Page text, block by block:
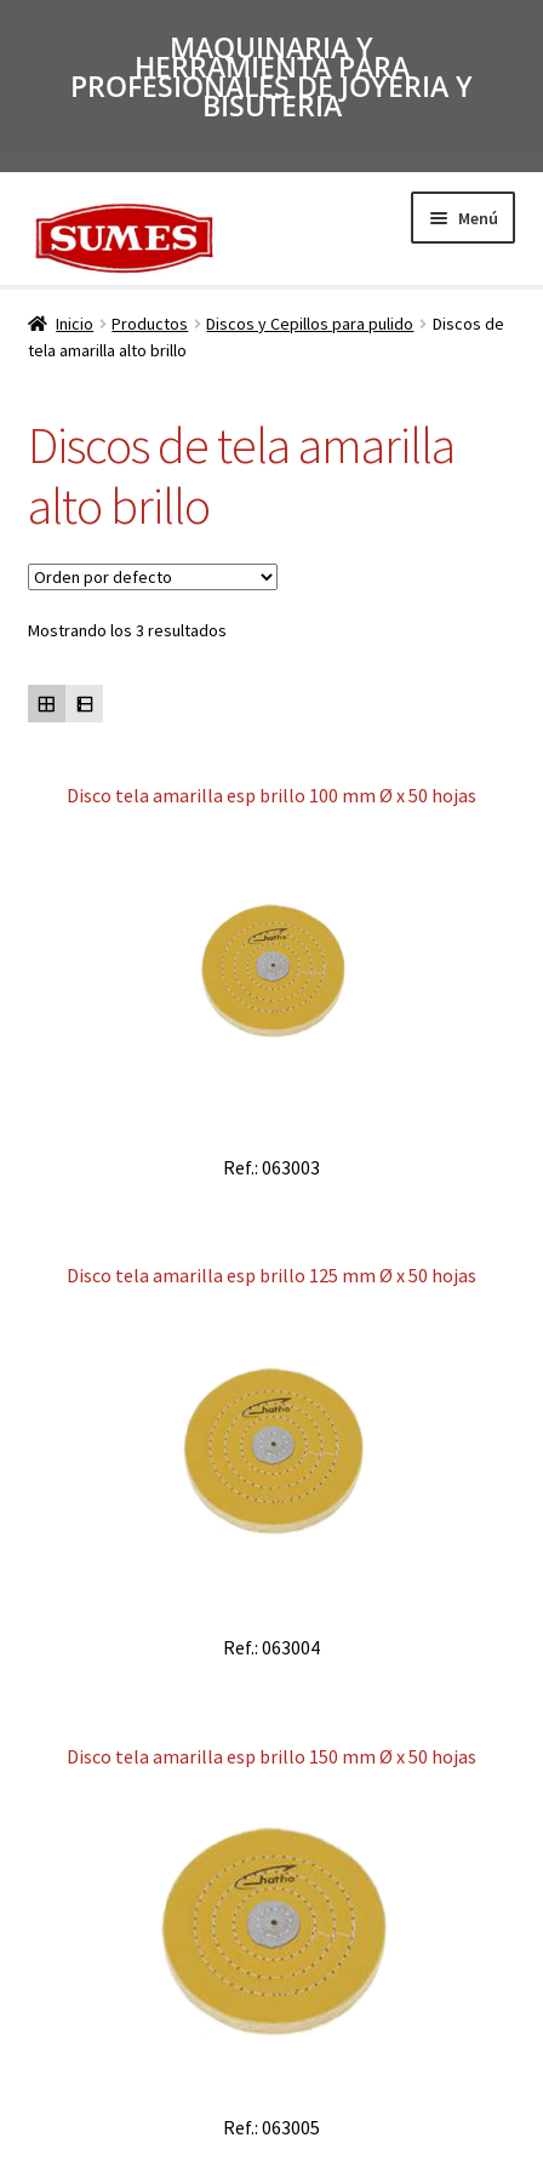
MAQUINARIA Y
HERRAMIENTA PARA
PROFESIONALES DE JOYERIA Y
BISUTERIA
Menú
Productos
Catálogos
Contacto
Inicio Productos Discos y Cepillos para pulido
Discos de
tela amarilla alto brillo
Discos de tela amarilla
alto brillo
Mostrando los 3 resultados
Disco tela amarilla esp brillo 100 mm Ø x 50 hojas
Ref.: 063003
Disco tela amarilla esp brillo 125 mm Ø x 50 hojas
Ref.: 063004
Disco tela amarilla esp brillo 150 mm Ø x 50 hojas
Ref.: 063005